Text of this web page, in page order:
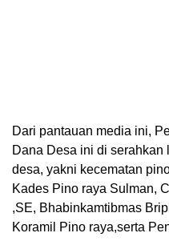
Dari pantauan media ini,
Dana Desa ini di
desa, yakni kecematan
Kades Pino raya Sulman,
,SE, Bhabinkamtibmas
Koramil Pino raya,serta